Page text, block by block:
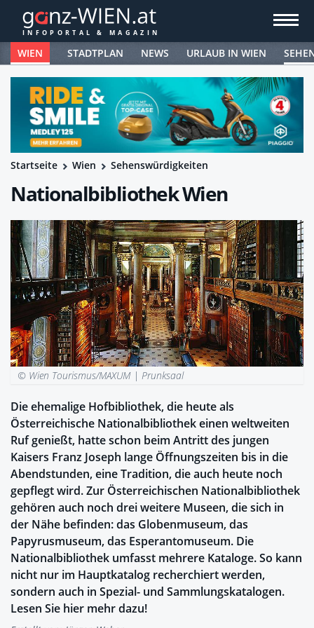
WIEN STADTPLAN NEWS URLAUB IN WIEN
Startseite Wien Sehenswürdigkeiten
Nationalbibliothek Wien
© Wien Tourismus/MAXUM | Prunksaal
Die ehemalige Hofbibliothek, die heute als
Österreichische Nationalbibliothek einen weltweiten
Ruf genießt, hatte schon beim Antritt des jungen
Kaisers Franz Joseph lange Öffnungszeiten bis in die
Abendstunden, eine Tradition, die auch heute noch
gepflegt wird. Zur Österreichischen Nationalbibliothek
gehören auch noch drei weitere Museen, die sich in
der Nähe befinden: das Globenmuseum, das
Papyrusmuseum, das Esperantomuseum. Die
Nationalbibliothek umfasst mehrere Kataloge. So kann
nicht nur im Hauptkatalog recherchiert werden,
sondern auch in Spezial- und Sammlungskatalogen.
Lesen Sie hier mehr dazu!